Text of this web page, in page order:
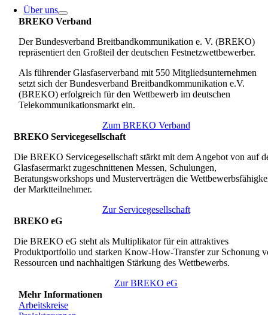
Über uns
BREKO Verband
Der Bundesverband Breitbandkommunikation e. V. (BREKO)
repräsentiert den Großteil der deutschen Festnetzwettbewerber.
Als führender Glasfaserverband mit 550 Mitgliedsunternehmen
setzt sich der Bundesverband Breitbandkommunikation e.V.
(BREKO) erfolgreich für den Wettbewerb im deutschen
Telekommunikationsmarkt ein.
Zum BREKO Verband
BREKO Servicegesellschaft
Die BREKO Servicegesellschaft stärkt mit dem Angebot von auf
Glasfasermarkt zugeschnittenen Messen, Schulungen,
Beratungsworkshops und Musterverträgen die
der Marktteilnehmer.
Zur Servicegesellschaft
BREKO eG
Die BREKO eG steht als Multiplikator für ein attraktives
Produktportfolio und starken Know-How-Transfer zur Schonung
Ressourcen und nachhaltigen Stärkung des Wettbewerbs.
Zur BREKO eG
Mehr Informationen
Arbeitskreise